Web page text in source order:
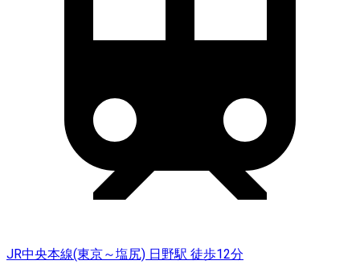
JR中央本線(東京～塩尻) 日野駅 徒歩12分